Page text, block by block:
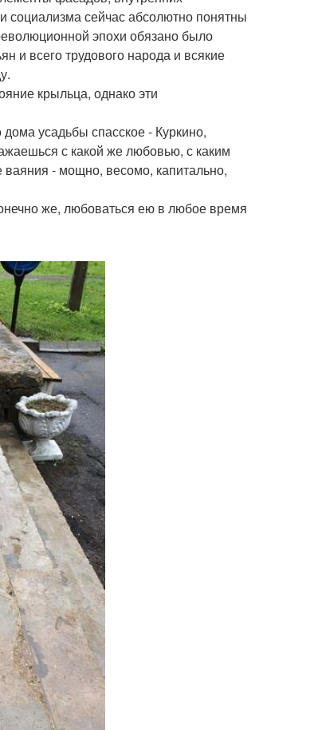
социализма сейчас абсолютно понятны
эпохи обязано было
и всего трудового народа и всякие
крыльца, однако эти
усадьбы спасское - Куркино,
с какой же любовью, с каким
- мощно, весомо, капитально,
же, любоваться ею в любое время